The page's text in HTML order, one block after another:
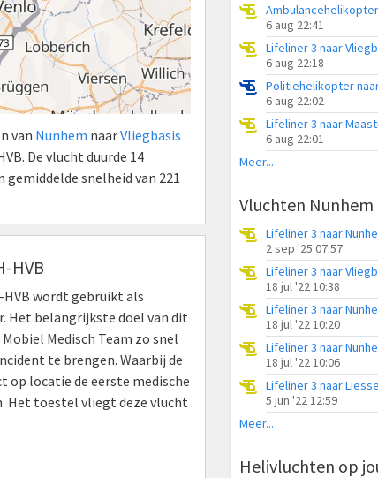
van Nunhem naarVliegbasis
De vlucht duurde 14
snelheid van 221
HVB
wordt gebruikt als
Het belangrijkste doel van dit
Medisch Team zo snel
te brengen. Waarbij de
op locatie de eerste medische
Het toestel vliegt deze vlucht
6 aug 22:41
Lifeliner 3 naar
6 aug 22:18
6 aug 22:02
Lifeliner 3 naar
6 aug 22:01
Meer...
Vluchten Nunhem
2 sep '25 07:57
Lifeliner 3 naar
18 jul '22 10:38
Lifeliner 3 naar
18 jul '22 10:20
Lifeliner 3 naar
18 jul '22 10:06
Lifeliner 3 naar
5 jun '22 12:59
Meer...
Helivluchten op